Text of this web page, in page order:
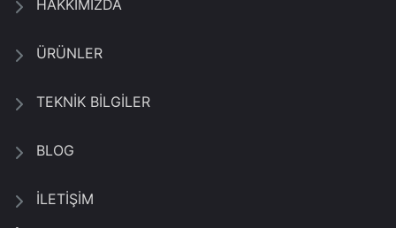
HAKKIMIZDA
ÜRÜNLER
TEKNİK BİLGİLER
BLOG
İLETİŞİM